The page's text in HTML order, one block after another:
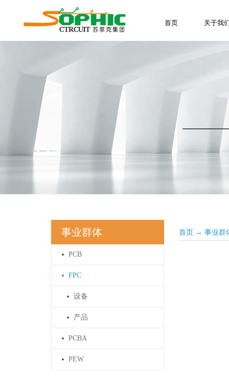
首页 关于我
事业群体
PCB
FPC
设备
产品
PCBA
PEW
首页 → 事业群